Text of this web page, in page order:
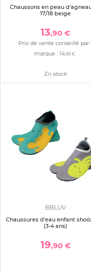
Chaussons en peau
17/18 beige
13,90 €
Prix de vente conseillé par
marque : 14,90 €
En stock
BBLUV
Chaussures d'eau enfant
(3-4 ans)
19,90 €